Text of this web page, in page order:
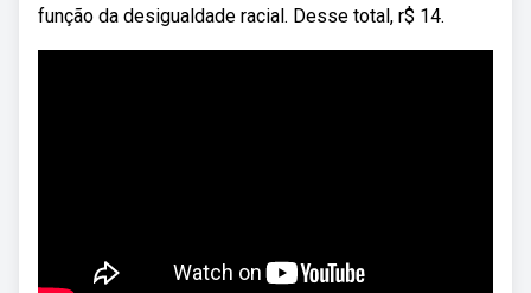
função da desigualdade racial. Desse total, r$ 14.